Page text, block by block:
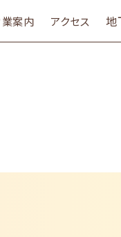
案内 アクセス 地